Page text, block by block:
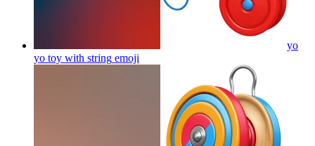
yo
yo toy with string emoji